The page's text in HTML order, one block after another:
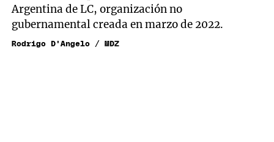
Argentina de LC, organización no
gubernamental creada en marzo de 2022.
Rodrigo D'Angelo / MDZ